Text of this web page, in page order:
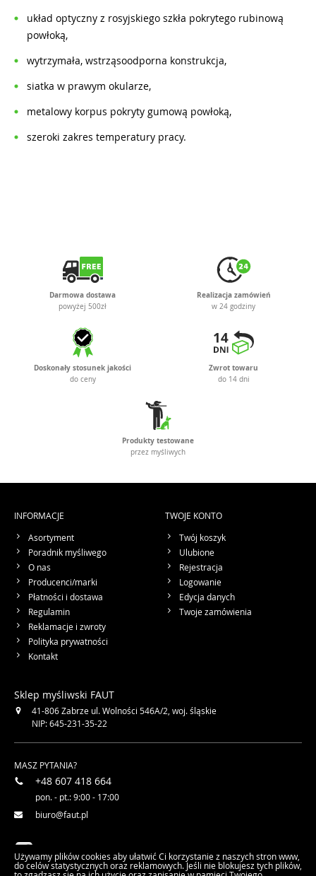
układ optyczny z rosyjskiego szkła pokrytego rubinową
powłoką,
wytrzymała, wstrząsoodporna konstrukcja,
siatka w prawym okularze,
metalowy korpus pokryty gumową powłoką,
szeroki zakres temperatury pracy.
Darmowa dostawa
powyżej 500zł
Realizacja zamówień
w 24 godziny
Doskonały stosunek jakości
do ceny
Zwrot towaru
do 14 dni
Produkty testowane
przez myśliwych
INFORMACJE
Asortyment
Poradnik myśliwego
O nas
Producenci/marki
Płatności i dostawa
Regulamin
Reklamacje i zwroty
Polityka prywatności
Kontakt
TWOJE KONTO
Twój koszyk
Ulubione
Rejestracja
Logowanie
Edycja danych
Twoje zamówienia
Sklep myśliwski FAUT
41-806Zabrze ul. Wolności 546A/2 woj. śląskie
NIP: 645-231-35-22
MASZ PYTANIA?
+48 607 418 664
pon. - pt.: 9:00 - 17:00
biuro@faut.pl
faut.com.pl na facebook
Używamy plików cookies aby ułatwić Ci korzystanie z naszych stron www,
do celów statystycznych oraz reklamowych. Jeśli nie blokujesz tych plików,